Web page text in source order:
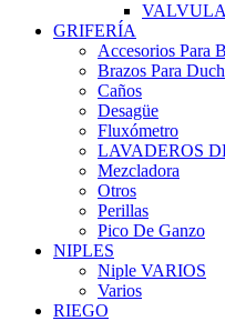
GRIFERÍA
Accesorios Para
Brazos Para
Caños
Desagüe
Fluxómetro
LAVADEROS
Mezcladora
Otros
Perillas
Pico De Ganzo
NIPLES
Niple VARIOS
Varios
RIEGO